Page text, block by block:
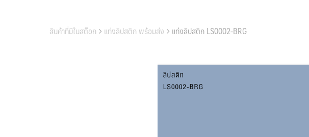
สินค้าที่มีในสต๊อก แท่งลิปสติก พร้อมส่ง แท่งลิปสติก LS0002-BRG